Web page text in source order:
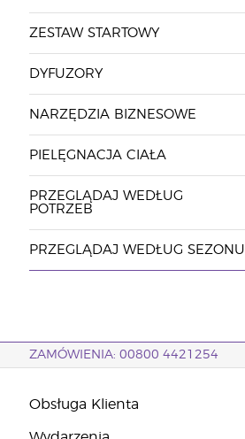
ZESTAW STARTOWY
DYFUZORY
NARZĘDZIA BIZNESOWE
PIELĘGNACJA CIAŁA
PRZEGLĄDAJ WEDŁUG
POTRZEB
PRZEGLĄDAJ WEDŁUG SEZONU
ZAMÓWIENIA: 00800 4421254
Obsługa Klienta